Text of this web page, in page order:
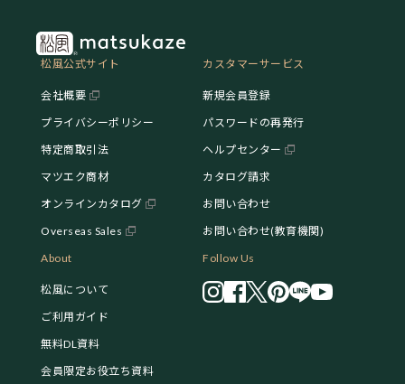
松風公式サイト
会社概要
プライバシーポリシー
特定商取引法
マツエク商材
オンラインカタログ
Overseas Sales
カスタマーサービス
新規会員登録
パスワードの再発行
ヘルプセンター
カタログ請求
お問い合わせ
お問い合わせ(教育機関)
About
松風について
ご利用ガイド
無料DL資料
会員限定お役立ち資料
Follow Us